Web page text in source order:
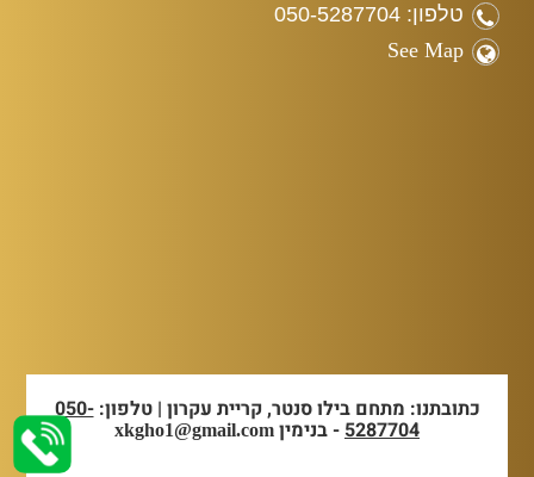
טלפון: 050-5287704
See Map
כתובתנו: מתחם בילו סנטר, קריית עקרון | טלפון:050-
5287704- בנימין xkgho1@gmail.com